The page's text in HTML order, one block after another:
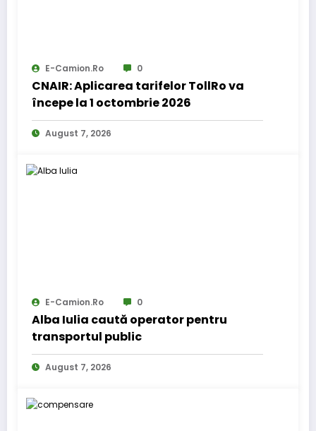
E-Camion.ro 0
CNAIR: Aplicarea tarifelor TollRo va
începe la 1 octombrie 2026
August 7, 2026
E-Camion.ro 0
Alba Iulia caută operator pentru
transportul public
August 7, 2026